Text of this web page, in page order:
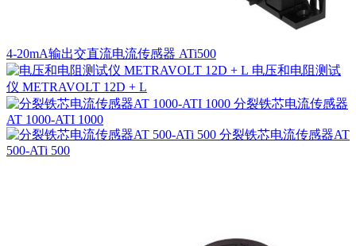
4-20mA输出交直流电流传感器 ATi500
电压和电阻测试
仪 METRAVOLT 12D + L
分裂铁芯电流传感器
AT 1000-ATI 1000
分裂铁芯电流传感器AT
500-ATi 500